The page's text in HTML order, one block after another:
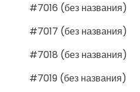
#7016 (без названия)
#7017 (без названия)
#7018 (без названия)
#7019 (без названия)